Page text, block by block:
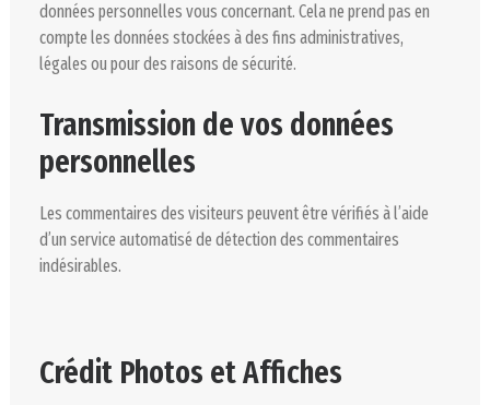
données personnelles vous concernant. Cela ne prend pas en
compte les données stockées à des fins administratives,
légales ou pour des raisons de sécurité.
Transmission de vos données
personnelles
Les commentaires des visiteurs peuvent être vérifiés à l’aide
d’un service automatisé de détection des commentaires
indésirables.
Crédit Photos et Affiches